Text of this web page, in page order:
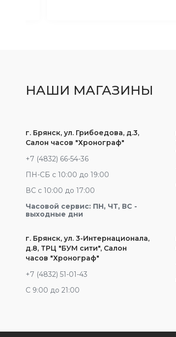
НАШИ МАГАЗИНЫ
г. Брянск, ул. Грибоедова, д.3,
Салон часов "Хронограф"
+7 (4832) 66-54-36
ПН-СБ с 10:00 до 19:00
ВС с 10:00 до 17:00
Часовой сервис: ПН, ЧТ, ВС -
выходные дни
г. Брянск, ул. 3-Интернационала,
д.8, ТРЦ "БУМ сити", Салон
часов "Хронограф"
+7 (4832) 51-01-43
С 9:00 до 21:00